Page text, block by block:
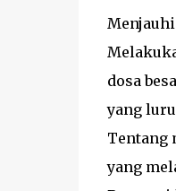
dosa
yang
Tentang
yang